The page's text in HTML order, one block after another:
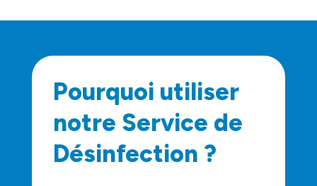
Pourquoi utiliser
notre Service de
Désinfection ?